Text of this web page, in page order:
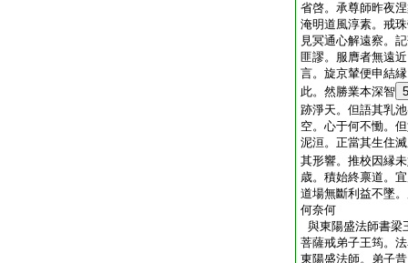
省啓。承尊師昨夜
淹明道風淳素。戒
見冥通心解遠察。
匪謬。服膺者無遠
言。旋京輦便申結
此。然勝業本深智 5
跡淨天。但語其乳
空。心于何不慟。
泥洹。正當其生住
其形響。推校因縁
歳。積始終禀道。
道場無斷利益不墜
何奈何
與東陽盛法師書梁
菩薩戒弟子王筠。
東陽盛法師。弟子